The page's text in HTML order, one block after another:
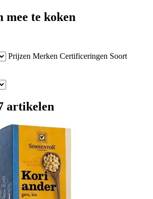
te koken
Prijzen Merken Certificeringen Soort
artikelen